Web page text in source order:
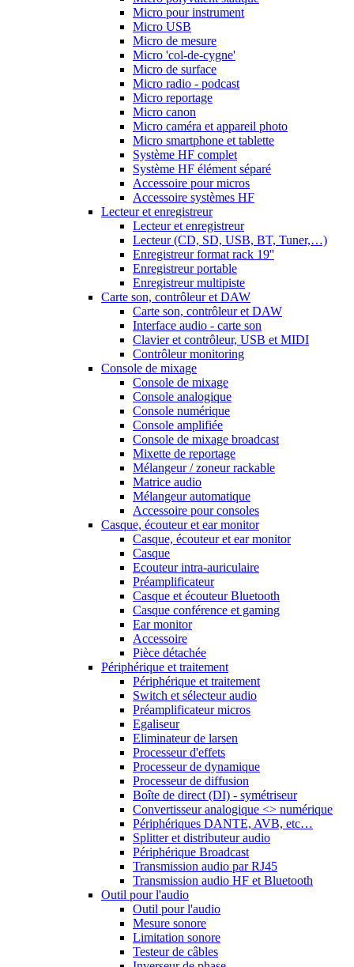
Micro pour instrument
Micro USB
Micro de mesure
Micro 'col-de-cygne'
Micro de surface
Micro radio - podcast
Micro reportage
Micro canon
Micro caméra et appareil photo
Micro smartphone et tablette
Système HF complet
Système HF élément séparé
Accessoire pour micros
Accessoire systèmes HF
Lecteur et enregistreur
Lecteur et enregistreur
Lecteur (CD, SD, USB, BT, Tuner,…)
Enregistreur format rack 19''
Enregistreur portable
Enregistreur multipiste
Carte son, contrôleur et DAW
Carte son, contrôleur et DAW
Interface audio - carte son
Clavier et contrôleur, USB et MIDI
Contrôleur monitoring
Console de mixage
Console de mixage
Console analogique
Console numérique
Console amplifiée
Console de mixage broadcast
Mixette de reportage
Mélangeur / zoneur rackable
Matrice audio
Mélangeur automatique
Accessoire pour consoles
Casque, écouteur et ear monitor
Casque, écouteur et ear monitor
Casque
Ecouteur intra-auriculaire
Préamplificateur
Casque et écouteur Bluetooth
Casque conférence et gaming
Ear monitor
Accessoire
Pièce détachée
Périphérique et traitement
Périphérique et traitement
Switch et sélecteur audio
Préamplificateur micros
Egaliseur
Eliminateur de larsen
Processeur d'effets
Processeur de dynamique
Processeur de diffusion
Boîte de direct (DI) - symétriseur
Convertisseur analogique <> numérique
Périphériques DANTE, AVB, etc…
Splitter et distributeur audio
Périphérique Broadcast
Transmission audio par RJ45
Transmission audio HF et Bluetooth
Outil pour l'audio
Outil pour l'audio
Mesure sonore
Limitation sonore
Testeur de câbles